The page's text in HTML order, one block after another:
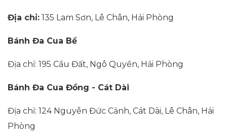
Địa chỉ: 135 Lam Sơn, Lê Chân, Hải Phòng
Bánh Đa Cua Bể
Địa chỉ: 195 Cầu Đất, Ngô Quyền, Hải Phòng
Bánh Đa Cua Đồng - Cát Dài
Địa chỉ: 124 Nguyễn Đức Cảnh, Cát Dài, Lê Chân, Hải
Phòng